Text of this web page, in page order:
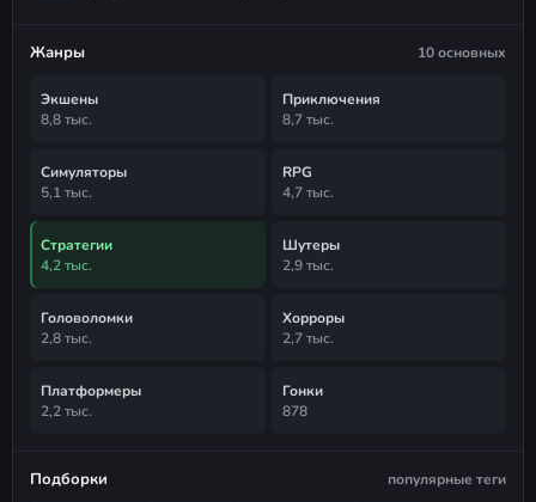
Жанры 10 основных
Экшены
8,8 тыс.
Приключения
8,7 тыс.
Симуляторы
5,1 тыс.
RPG
4,7 тыс.
Стратегии
4,2 тыс.
Шутеры
2,9 тыс.
Головоломки
2,8 тыс.
Хорроры
2,7 тыс.
Платформеры
2,2 тыс.
Гонки
878
Подборки популярные теги